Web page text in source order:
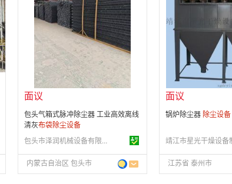
会员注册： 第 12 年
经营模式：生产制造
成立日期：
2008-01-03
供应产品： 41 条
面议
包头气箱式脉冲除尘器 工业高效离线
清灰布袋除尘设备
包头市泽润机械设备有限责任公司
内蒙古自治区 包头市
会员注册：
第 12 年
经营模式：
生产制造
成立日期：
2014-12-
供应产品：
40 条
面议
锅炉除尘器 除尘设备
江苏省 泰州市